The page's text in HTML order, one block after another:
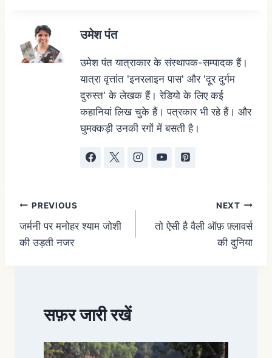
उमेश पंत
उमेश पंत यात्राकार के संस्थापक-सम्पादक हैं।
यात्रा वृत्तांत 'इनरलाइन पास' और 'दूर दुर्गम
दुरुस्त' के लेखक हैं। रेडियो के लिए कई
कहानियां लिख चुके हैं। पत्रकार भी रहे हैं। और
घुमक्कड़ी उनकी रगों में बसती है।
PREVIOUS
जर्मनी पर मनोहर श्याम जोशी
की उड़ती नजर
NEXT
तो ऐसी है वैली ऑफ़ फ़्लावर्स
की दुनिया
सफ़र जारी रखें